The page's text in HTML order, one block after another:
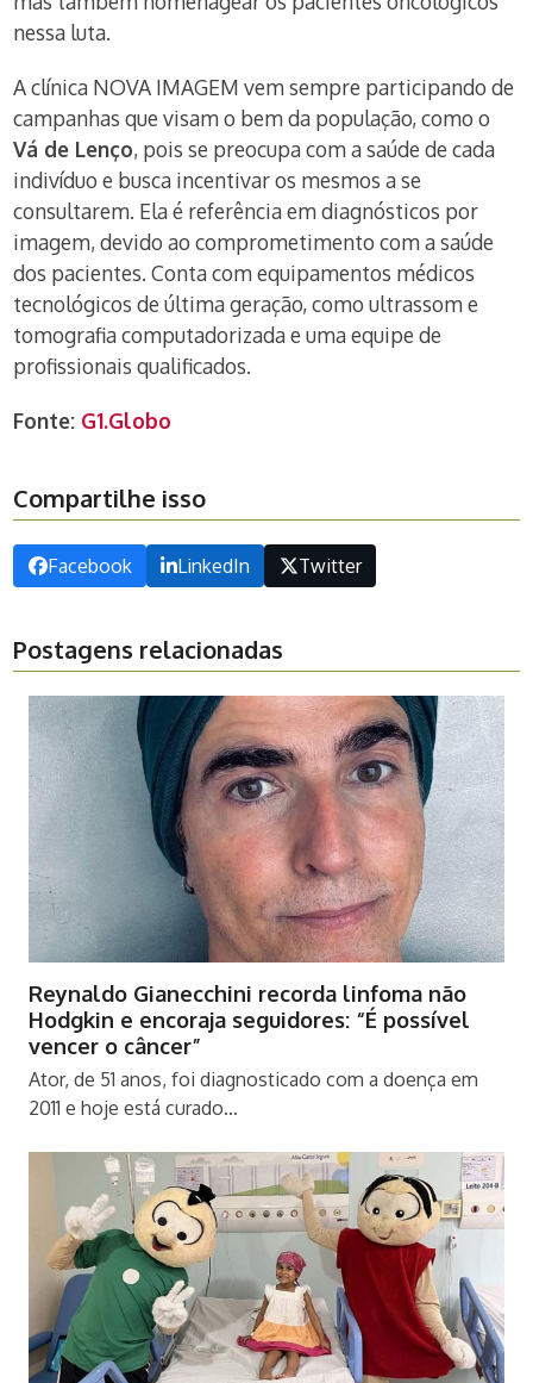
nessa luta.
A clínica NOVA IMAGEM vem sempre participando de
campanhas que visam o bem da população, como o
Vá de Lenço, pois se preocupa com a saúde de cada
indivíduo e busca incentivar os mesmos a se
consultarem. Ela é referência em diagnósticos por
imagem, devido ao comprometimento com a saúde
dos pacientes. Conta com equipamentos médicos
tecnológicos de última geração, como ultrassom e
tomografia computadorizada e uma equipe de
profissionais qualificados.
Fonte: G1.Globo
Compartilhe isso
Facebook LinkedIn Twitter
Postagens relacionadas
Reynaldo Gianecchini recorda linfoma não
Hodgkin e encoraja seguidores: “É possível
vencer o câncer”
Ator, de 51 anos, foi diagnosticado com a doença em
2011 e hoje está curado…